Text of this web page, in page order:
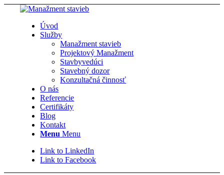
Úvod
Služby
Manažment stavieb
Projektový Manažment
Stavbyvedúci
Stavebný dozor
Konzultačná činnosť
O nás
Referencie
Certifikáty
Blog
Kontakt
Menu Menu
Link to LinkedIn
Link to Facebook